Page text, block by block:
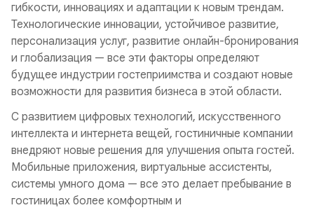
гибкости, инновациях и адаптации к новым трендам.
Технологические инновации, устойчивое развитие,
персонализация услуг, развитие онлайн-бронирования
и глобализация — все эти факторы определяют
будущее индустрии гостеприимства и создают новые
возможности для развития бизнеса в этой области.
С развитием цифровых технологий, искусственного
интеллекта и интернета вещей, гостиничные компании
внедряют новые решения для улучшения опыта гостей.
Мобильные приложения, виртуальные ассистенты,
системы умного дома — все это делает пребывание в
гостиницах более комфортным и